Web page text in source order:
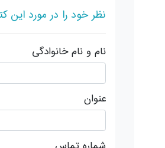
نظر خود را در مورد این
نام و نام خانوادگی
عنوان